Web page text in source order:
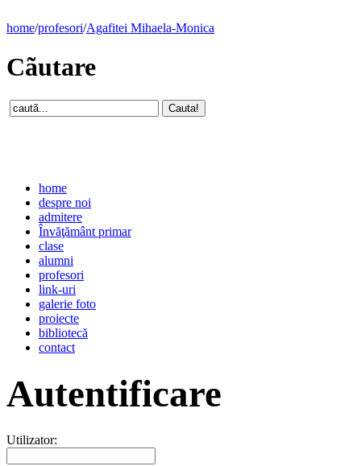
home/profesori/Agafitei Mihaela-Monica
Cãutare
home
despre noi
admitere
Învăţământ primar
clase
alumni
profesori
link-uri
galerie foto
proiecte
bibliotecă
contact
Autentificare
Utilizator: